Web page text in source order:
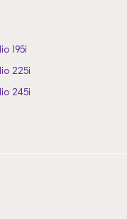
195i
225i
245i